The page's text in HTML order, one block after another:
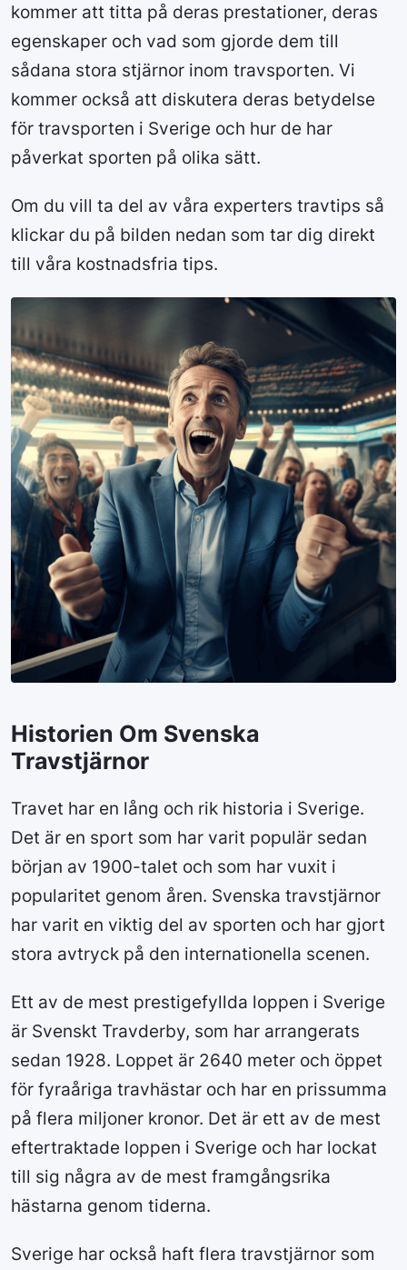
kommer att titta på deras prestationer, deras
egenskaper och vad som gjorde dem till
sådana stora stjärnor inom travsporten. Vi
kommer också att diskutera deras betydelse
för travsporten i Sverige och hur de har
påverkat sporten på olika sätt.
Om du vill ta del av våra experters travtips så
klickar du på bilden nedan som tar dig direkt
till våra kostnadsfria tips.
Historien Om Svenska
Travstjärnor
Travet har en lång och rik historia i Sverige.
Det är en sport som har varit populär sedan
början av 1900-talet och som har vuxit i
popularitet genom åren. Svenska travstjärnor
har varit en viktig del av sporten och har gjort
stora avtryck på den internationella scenen.
Ett av de mest prestigefyllda loppen i Sverige
är Svenskt Travderby, som har arrangerats
sedan 1928. Loppet är 2640 meter och öppet
för fyraåriga travhästar och har en prissumma
på flera miljoner kronor. Det är ett av de mest
eftertraktade loppen i Sverige och har lockat
till sig några av de mest framgångsrika
hästarna genom tiderna.
Sverige har också haft flera travstjärnor som